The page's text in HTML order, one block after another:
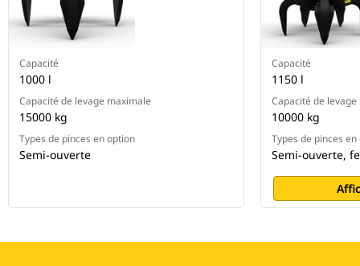
Capacité
1000 l
Capacité de levage maximale
15000 kg
Types de pinces en option
Semi-ouverte
Capacité
1150 l
Capacité de
10000 kg
Types de pinces
Semi-ouverte,